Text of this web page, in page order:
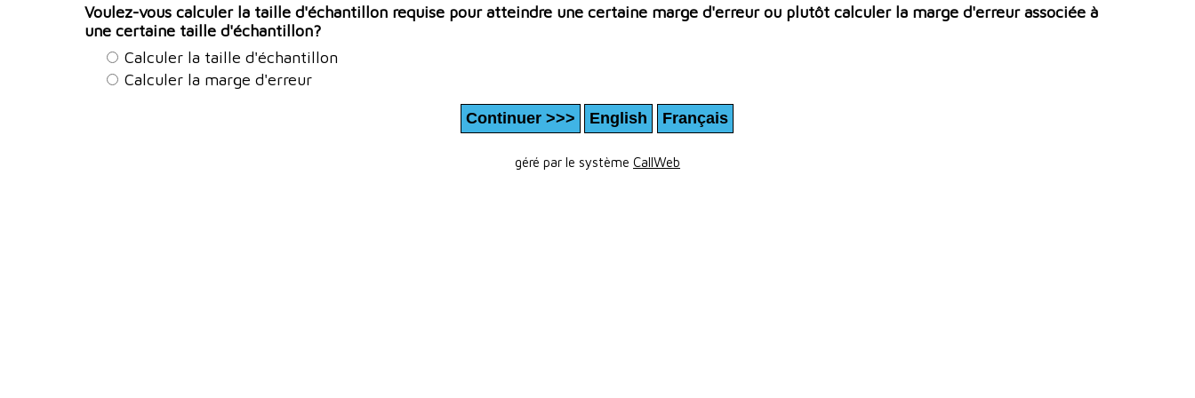
Voulez-vous calculer la taille d'échantillon requise pour atteindre une certaine marge d'erreur ou plutôt calculer la marge d'erreur associée à
une certaine taille d'échantillon?
Calculer la taille d'échantillon
Calculer la marge d'erreur
géré par le système CallWeb